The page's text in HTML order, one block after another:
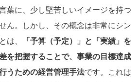
葉に、少し堅苦しいイメージを持つ
ん。しかし、その概念は非常にシン
は、
「予算（予定）」と「実績」を
を把握することで、事業の目標達成
うための経営管理手法です。これは